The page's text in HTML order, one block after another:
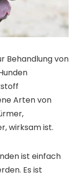
Behandlung von
Arten von
wirksam ist.
ist einfach
Es ist